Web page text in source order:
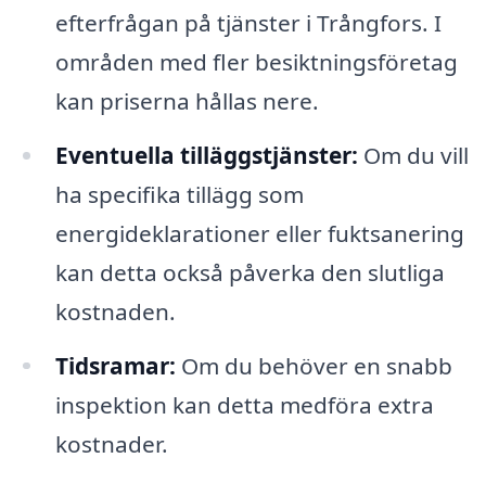
efterfrågan på tjänster i Trångfors. I
områden med fler besiktningsföretag
kan priserna hållas nere.
Eventuella tilläggstjänster: Om du vill
ha specifika tillägg som
energideklarationer eller fuktsanering
kan detta också påverka den slutliga
kostnaden.
Tidsramar: Om du behöver en snabb
inspektion kan detta medföra extra
kostnader.